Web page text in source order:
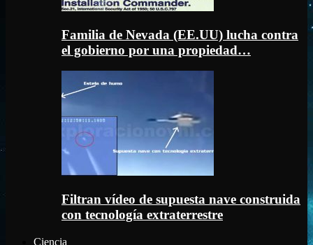
Familia de Nevada (EE.UU) lucha contra
el gobierno por una propiedad…
Filtran vídeo de supuesta nave construida
con tecnología extraterrestre
Ciencia